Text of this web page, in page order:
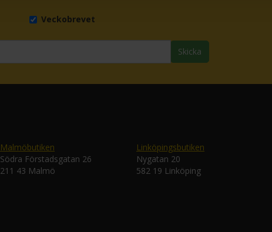
Veckobrevet
Skicka
Malmöbutiken
Södra Förstadsgatan 26
211 43 Malmö
Linköpingsbutiken
Nygatan 20
582 19 Linköping